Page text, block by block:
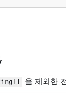
을 제외한